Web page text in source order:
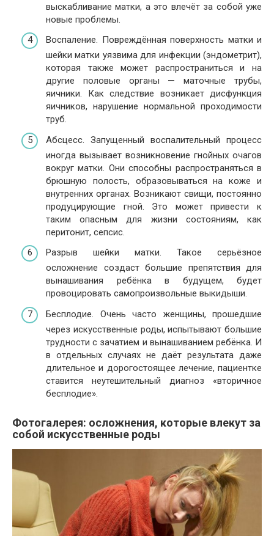
выскабливание матки, а это влечёт за собой уже
новые проблемы.
Воспаление. Повреждённая поверхность матки и
шейки матки уязвима для инфекции (эндометрит),
которая также может распространиться и на
другие половые органы — маточные трубы,
яичники. Как следствие возникает дисфункция
яичников, нарушение нормальной проходимости
труб.
Абсцесс. Запущенный воспалительный процесс
иногда вызывает возникновение гнойных очагов
вокруг матки. Они способны распространяться в
брюшную полость, образовываться на коже и
внутренних органах. Возникают свищи, постоянно
продуцирующие гной. Это может привести к
таким опасным для жизни состояниям, как
перитонит, сепсис.
Разрыв шейки матки. Такое серьёзное
осложнение создаст большие препятствия для
вынашивания ребёнка в будущем, будет
провоцировать самопроизвольные выкидыши.
Бесплодие. Очень часто женщины, прошедшие
через искусственные роды, испытывают большие
трудности с зачатием и вынашиванием ребёнка. И
в отдельных случаях не даёт результата даже
длительное и дорогостоящее лечение, пациентке
ставится неутешительный диагноз «вторичное
бесплодие».
Фотогалерея: осложнения, которые влекут за
собой искусственные роды